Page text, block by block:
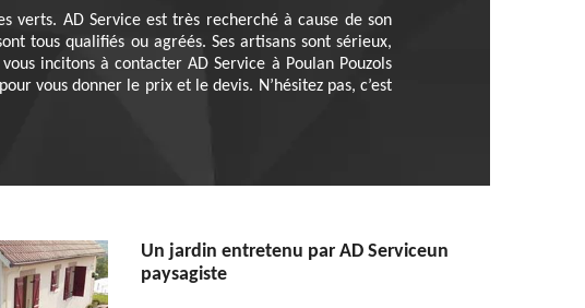
verts. AD Service est très recherché à cause de son
tous qualifiés ou agréés. Ses artisans sont sérieux,
incitons à contacter AD Service à Poulan Pouzols
vous donner le prix et le devis. N’hésitez pas, c’est
Un jardin entretenu par AD Serviceun
paysagiste